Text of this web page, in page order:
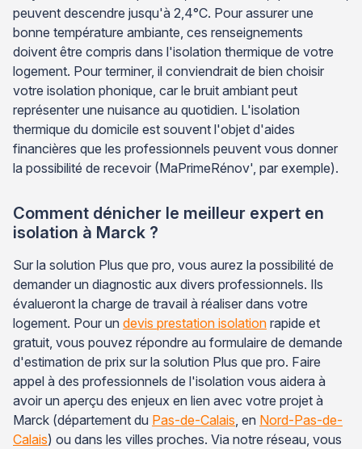
peuvent descendre jusqu'à 2,4°C. Pour assurer une
bonne température ambiante, ces renseignements
doivent être compris dans l'isolation thermique de votre
logement. Pour terminer, il conviendrait de bien choisir
votre isolation phonique, car le bruit ambiant peut
représenter une nuisance au quotidien. L'isolation
thermique du domicile est souvent l'objet d'aides
financières que les professionnels peuvent vous donner
la possibilité de recevoir (MaPrimeRénov', par exemple).
Comment dénicher le meilleur expert en
isolation à Marck ?
Sur la solution Plus que pro, vous aurez la possibilité de
demander un diagnostic aux divers professionnels. Ils
évalueront la charge de travail à réaliser dans votre
logement. Pour un devis prestation isolation rapide et
gratuit, vous pouvez répondre au formulaire de demande
d'estimation de prix sur la solution Plus que pro. Faire
appel à des professionnels de l'isolation vous aidera à
avoir un aperçu des enjeux en lien avec votre projet à
Marck (département du Pas-de-Calais , en Nord-Pas-de-
Calais) ou dans les villes proches. Via notre réseau, vous